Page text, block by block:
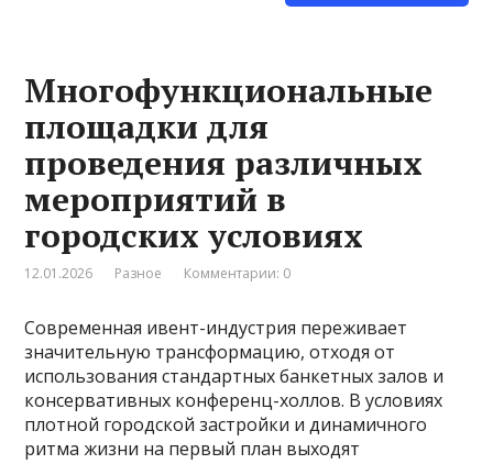
Многофункциональные
площадки для
проведения различных
мероприятий в
городских условиях
12.01.2026 Разное Комментарии: 0
Современная ивент-индустрия переживает
значительную трансформацию, отходя от
использования стандартных банкетных залов и
консервативных конференц-холлов. В условиях
плотной городской застройки и динамичного
ритма жизни на первый план выходят